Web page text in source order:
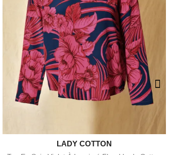
Aperçu rapide
LADY COTTON